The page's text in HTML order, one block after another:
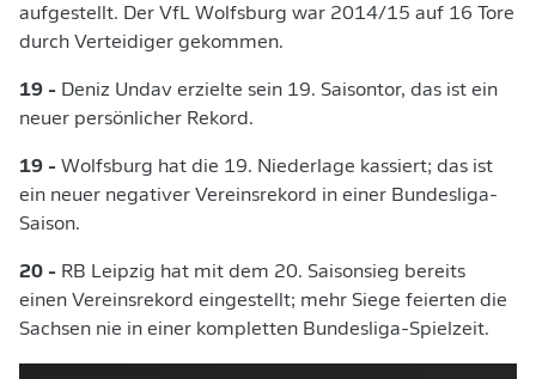
aufgestellt. Der VfL Wolfsburg war 2014/15 auf 16 Tore
durch Verteidiger gekommen.
19 - Deniz Undav erzielte sein 19. Saisontor, das ist ein
neuer persönlicher Rekord.
19 - Wolfsburg hat die 19. Niederlage kassiert; das ist
ein neuer negativer Vereinsrekord in einer Bundesliga-
Saison.
20 - RB Leipzig hat mit dem 20. Saisonsieg bereits
einen Vereinsrekord eingestellt; mehr Siege feierten die
Sachsen nie in einer kompletten Bundesliga-Spielzeit.